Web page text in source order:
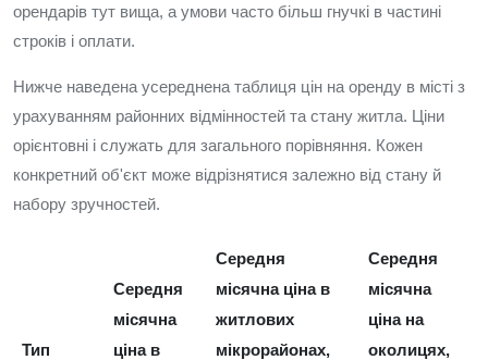
орендарів тут вища, а умови часто більш гнучкі в частині
строків і оплати.
Нижче наведена усереднена таблиця цін на оренду в місті з
урахуванням районних відмінностей та стану житла. Ціни
орієнтовні і служать для загального порівняння. Кожен
конкретний об'єкт може відрізнятися залежно від стану й
набору зручностей.
Тип
Середня
місячна
ціна в
Середня
місячна ціна в
житлових
мікрорайонах,
Середня
місячна
ціна на
околицях,